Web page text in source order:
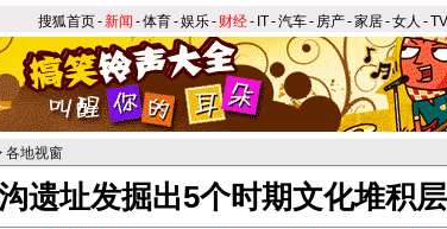
搜狐首页-新闻 -体育-娱乐- 财经- IT-汽车- 房产-家居-女人 -TV
各地视窗
遗址发掘出5个时期文化堆积层